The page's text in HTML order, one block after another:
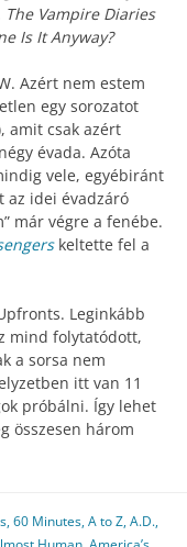
Vampire Diaries
Is It Anyway?
Azért nem estem
egy sorozatot
amit csak azért
évada. Azóta
vele, egyébiránt
az idei évadzáró
már végre a fenébe.
keltette fel a
Leginkább
mind folytatódott,
a sorsa nem
itt van 11
próbálni. Így lehet
összesen három
,60 Minutes,A to Z,A.D.,